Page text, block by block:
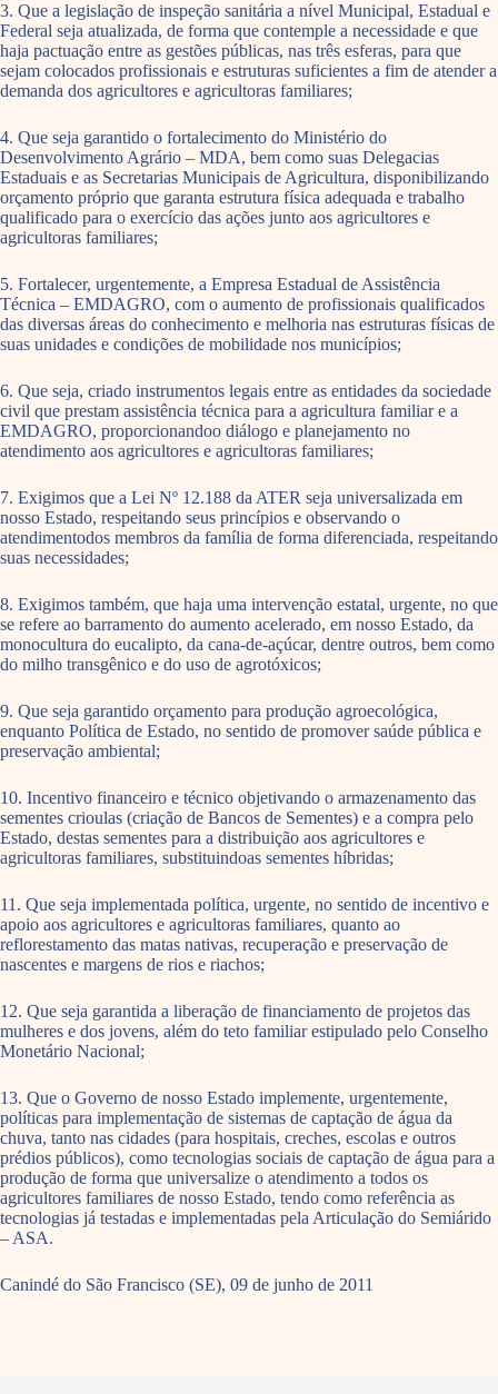
3. Que a legislação de inspeção sanitária a nível Municipal, Estadual e
Federal seja atualizada, de forma que contemple a necessidade e que
haja pactuação entre as gestões públicas, nas três esferas, para que
sejam colocados profissionais e estruturas suficientes a fim de atender a
demanda dos agricultores e agricultoras familiares;
4. Que seja garantido o fortalecimento do Ministério do
Desenvolvimento Agrário – MDA, bem como suas Delegacias
Estaduais e as Secretarias Municipais de Agricultura, disponibilizando
orçamento próprio que garanta estrutura física adequada e trabalho
qualificado para o exercício das ações junto aos agricultores e
agricultoras familiares;
5. Fortalecer, urgentemente, a Empresa Estadual de Assistência
Técnica – EMDAGRO, com o aumento de profissionais qualificados
das diversas áreas do conhecimento e melhoria nas estruturas físicas de
suas unidades e condições de mobilidade nos municípios;
6. Que seja, criado instrumentos legais entre as entidades da sociedade
civil que prestam assistência técnica para a agricultura familiar e a
EMDAGRO, proporcionandoo diálogo e planejamento no
atendimento aos agricultores e agricultoras familiares;
7. Exigimos que a Lei Nº 12.188 da ATER seja universalizada em
nosso Estado, respeitando seus princípios e observando o
atendimentodos membros da família de forma diferenciada, respeitando
suas necessidades;
8. Exigimos também, que haja uma intervenção estatal, urgente, no que
se refere ao barramento do aumento acelerado, em nosso Estado, da
monocultura do eucalipto, da cana-de-açúcar, dentre outros, bem como
do milho transgênico e do uso de agrotóxicos;
9. Que seja garantido orçamento para produção agroecológica,
enquanto Política de Estado, no sentido de promover saúde pública e
preservação ambiental;
10. Incentivo financeiro e técnico objetivando o armazenamento das
sementes crioulas (criação de Bancos de Sementes) e a compra pelo
Estado, destas sementes para a distribuição aos agricultores e
agricultoras familiares, substituindoas sementes híbridas;
11. Que seja implementada política, urgente, no sentido de incentivo e
apoio aos agricultores e agricultoras familiares, quanto ao
reflorestamento das matas nativas, recuperação e preservação de
nascentes e margens de rios e riachos;
12. Que seja garantida a liberação de financiamento de projetos das
mulheres e dos jovens, além do teto familiar estipulado pelo Conselho
Monetário Nacional;
13. Que o Governo de nosso Estado implemente, urgentemente,
políticas para implementação de sistemas de captação de água da
chuva, tanto nas cidades (para hospitais, creches, escolas e outros
prédios públicos), como tecnologias sociais de captação de água para a
produção de forma que universalize o atendimento a todos os
agricultores familiares de nosso Estado, tendo como referência as
tecnologias já testadas e implementadas pela Articulação do Semiárido
– ASA.
Canindé do São Francisco (SE), 09 de junho de 2011